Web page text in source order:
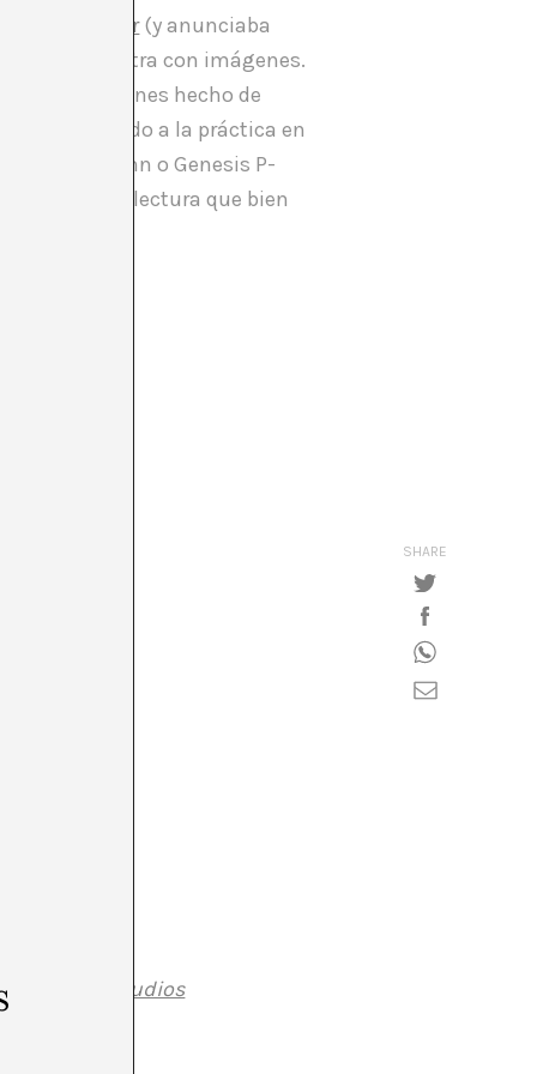
es no leer(y anunciaba
funde e ilustra con imágenes.
en imágenes hecho de
y llevado a la práctica en
Schemann o Genesis P-
Una lectura que bien
de estudios
SHARE